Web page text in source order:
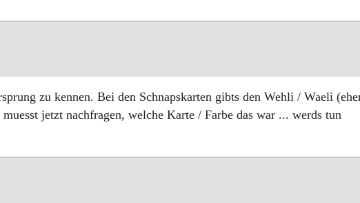
zu kennen. Bei den Schnapskarten gibts den Wehli / Waeli
jetzt nachfragen, welche Karte / Farbe das war ... werds tun